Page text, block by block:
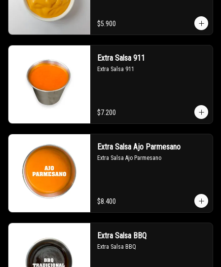
$5.900
Extra Salsa 911
Extra Salsa 911
$7.200
Extra Salsa Ajo Parmesano
Extra Salsa Ajo Parmesano
$8.400
Extra Salsa BBQ
Extra Salsa BBQ